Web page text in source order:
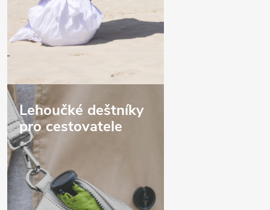
Lehoučké deštníky
pro cestovatele